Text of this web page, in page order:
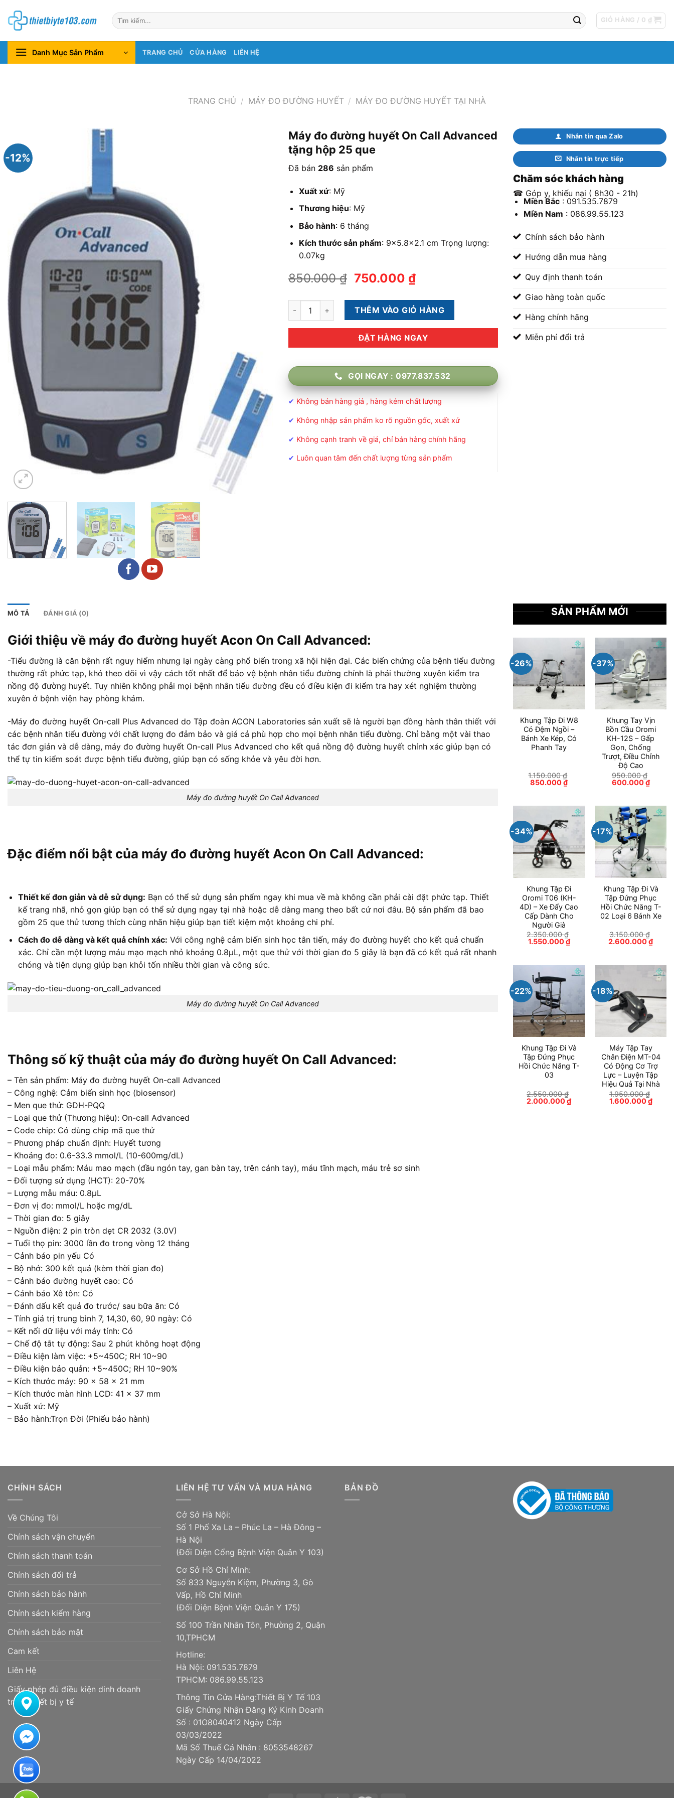
đến
dung
Tìm
kiếm:
GIỎ HÀNG / 0 ₫
Danh Mục Sản Phẩm TRANG CHỦ CỬA HÀNG LIÊN HỆ
TRANG CHỦ / MÁY ĐO ĐƯỜNG HUYẾT / MÁY ĐO ĐƯỜNG HUYẾT TẠI NHÀ
-12%
Máy đo đường huyết On Call Advanced
tặng hộp 25 que
Đã bán 286 sản phẩm
Xuất xứ: Mỹ
Thương hiệu: Mỹ
Bảo hành: 6 tháng
Kích thước sản phẩm: 9×5.8×2.1 cm Trọng lượng:
0.07kg
850.000₫ Giá
là:
850.000 ₫.
750.000 ₫Giá
tại
là:
750.000 ₫.
Máy đo đường huyết On Call Advanced tặng hộp 25 que số lượng
THÊM VÀO GIỎ HÀNG
ĐẶT HÀNG NGAY
GỌI NGAY : 0977.837.532
✔ Không bán hàng giả , hàng kém chất lượng
✔ Không nhập sản phẩm ko rõ nguồn gốc, xuất xứ
✔ Không cạnh tranh về giá, chỉ bán hàng chính hãng
✔ Luôn quan tâm đến chất lượng từng sản phẩm
Nhắn tin qua Zalo
Nhắn tin trực tiếp
Chăm sóc khách hàng
☎ Góp y, khiếu nại ( 8h30 - 21h)
Miền Bắc: 091.535.7879
Miền Nam : 086.99.55.123
Chính sách bảo hành
Hướng dẫn mua hàng
Quy định thanh toán
Giao hàng toàn quốc
Hàng chính hãng
Miễn phí đổi trả
MÔ TẢ ĐÁNH GIÁ (0)
Giới thiệu về máy đo đường huyết Acon On Call Advanced:
-Tiểu đường là căn bệnh rất nguy hiểm nhưng lại ngày càng phổ biến trong xã hội hiện đại. Các biến chứng của bệnh tiểu đường
thường rất phức tạp, khó theo dõi vì vậy cách tốt nhất để bảo vệ bệnh nhân tiểu đường chính là phải thường xuyên kiểm tra
nồng độ đường huyết. Tuy nhiên không phải mọi bệnh nhân tiểu đường đều có điều kiện đi kiểm tra hay xét nghiệm thường
xuyên ở bệnh viện hay phòng khám.
-Máy đo đường huyết On-call Plus Advanced do Tập đoàn ACON Laboratories sản xuất sẽ là người bạn đồng hành thân thiết với
các bệnh nhân tiểu đường với chất lượng đo đảm bảo và giá cả phù hợp cho mọi bệnh nhân tiểu đường. Chỉ bằng một vài thao
tác đơn giản và dễ dàng, máy đo đường huyết On-call Plus Advanced cho kết quả nồng độ đường huyết chính xác giúp bạn có
thể tự tin kiểm soát được bệnh tiểu đường, giúp bạn có sống khỏe và yêu đời hơn.
Máy đo đường huyết On Call Advanced
Đặc điểm nổi bật của máy đo đường huyết Acon On Call Advanced:
Thiết kế đơn giản và dễ sử dụng: Bạn có thể sử dụng sản phẩm ngay khi mua về mà không cần phải cài đặt phức tạp. Thiết
kế trang nhã, nhỏ gọn giúp bạn có thể sử dụng ngay tại nhà hoặc dễ dàng mang theo bất cứ nơi đâu. Bộ sản phẩm đã bao
gồm 25 que thử tương thích cùng nhãn hiệu giúp bạn tiết kiệm một khoảng chi phí.
Cách đo dễ dàng và kết quả chính xác: Với công nghệ cảm biến sinh học tân tiến, máy đo đường huyết cho kết quả chuẩn
xác. Chỉ cần một lượng máu mạo mạch nhỏ khoảng 0.8μL, một que thử với thời gian đo 5 giây là bạn đã có kết quả rất nhanh
chóng và tiện dụng giúp bạn khỏi tốn nhiều thời gian và công sức.
Máy đo đường huyết On Call Advanced
Thông số kỹ thuật của máy đo đường huyết On Call Advanced:
– Tên sản phẩm: Máy đo đường huyết On-call Advanced
– Công nghệ: Cảm biến sinh học (biosensor)
– Men que thử: GDH-PQQ
– Loại que thử (Thương hiệu): On-call Advanced
– Code chip: Có dùng chip mã que thử
– Phương pháp chuẩn định: Huyết tương
– Khoảng đo: 0.6-33.3 mmol/L (10-600mg/dL)
– Loại mẫu phẩm: Máu mao mạch (đầu ngón tay, gan bàn tay, trên cánh tay), máu tĩnh mạch, máu trẻ sơ sinh
– Đối tượng sử dụng (HCT): 20-70%
– Lượng mẫu máu: 0.8μL
– Đơn vị đo: mmol/L hoặc mg/dL
– Thời gian đo: 5 giây
– Nguồn điện: 2 pin tròn dẹt CR 2032 (3.0V)
– Tuổi thọ pin: 3000 lần đo trong vòng 12 tháng
– Cảnh báo pin yếu Có
– Bộ nhớ: 300 kết quả (kèm thời gian đo)
– Cảnh báo đường huyết cao: Có
– Cảnh báo Xê tôn: Có
– Đánh dấu kết quả đo trước/ sau bữa ăn: Có
– Tính giá trị trung bình 7, 14,30, 60, 90 ngày: Có
– Kết nối dữ liệu với máy tính: Có
– Chế độ tắt tự động: Sau 2 phút không hoạt động
– Điều kiện làm việc: +5~450C; RH 10~90
– Điều kiện bảo quản: +5~450C; RH 10~90%
– Kích thước máy: 90 x 58 x 21 mm
– Kích thước màn hình LCD: 41 x 37 mm
– Xuất xứ: Mỹ
– Bảo hành:Trọn Đời (Phiếu bảo hành)
SẢN PHẨM MỚI
-26%
Khung Tập Đi W8
Có Đệm Ngồi –
Bánh Xe Kép, Có
Phanh Tay
1.150.000₫
Giá
850.000₫Giá
850.000 ₫.
-37%
Khung Tay Vịn
Bồn Cầu Oromi
KH-12S – Gấp
Gọn, Chống
Trượt, Điều Chỉnh
Độ Cao
950.000₫
Giá
600.000₫Giá
hiện
-34%
Khung Tập Đi
Oromi T06 (KH-
4D) – Xe Đẩy Cao
Cấp Dành Cho
Người Già
2.350.000₫
Giá
1.550.000₫Giá
hiện
1.550.000 ₫.
-17%
Khung Tập Đi Và
Tập Đứng Phục
Hồi Chức Năng T-
02 Loại 6 Bánh Xe
3.150.000₫
Giá
2.600.000₫Giá
-22%
Khung Tập Đi Và
Tập Đứng Phục
Hồi Chức Năng T-
03
2.550.000₫
Giá
2.000.000₫Giá
-18%
Máy Tập Tay
Chân Điện MT-04
Có Động Cơ Trợ
Lực – Luyện Tập
Hiệu Quả Tại Nhà
1.950.000₫
Giá
1.600.000₫Giá
hiện
CHÍNH SÁCH
Về Chúng Tôi
Chính sách vận chuyển
Chính sách thanh toán
Chính sách đổi trả
Chính sách bảo hành
Chính sách kiểm hàng
Chính sách bảo mật
Cam kết
Liên Hệ
Giấy phép đủ điều kiện dinh doanh
trang thiết bị y tế
LIÊN HỆ TƯ VẤN VÀ MUA HÀNG
Cở Sở Hà Nội:
Số 1 Phố Xa La – Phúc La – Hà Đông –
Hà Nội
(Đối Diện Cổng Bệnh Viện Quân Y 103)
Cơ Sở Hồ Chí Minh:
Số 833 Nguyễn Kiệm, Phường 3, Gò
Vấp, Hồ Chí Minh
(Đối Diện Bệnh Viện Quân Y 175)
Số 100 Trần Nhân Tôn, Phường 2, Quận
10,TPHCM
Hotline:
Hà Nội: 091.535.7879
TPHCM: 086.99.55.123
Thông Tin Cửa Hàng:Thiết Bị Y Tế 103
Giấy Chứng Nhận Đăng Ký Kinh Doanh
Số : 01O8040412 Ngày Cấp
03/03/2022
Mã Số Thuế Cá Nhân : 8053548267
Ngày Cấp 14/04/2022
BẢN ĐỒ